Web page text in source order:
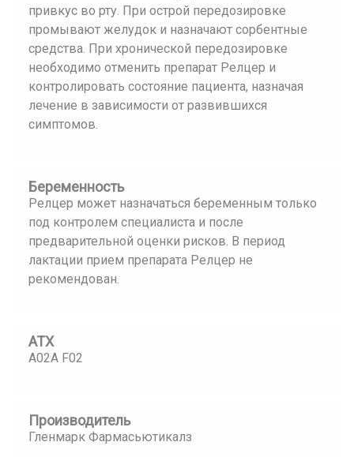
привкус во рту. При острой передозировке
промывают желудок и назначают сорбентные
средства. При хронической передозировке
необходимо отменить препарат Релцер и
контролировать состояние пациента, назначая
лечение в зависимости от развившихся
симптомов.
Беременность
Релцер может назначаться беременным только
под контролем специалиста и после
предварительной оценки рисков. В период
лактации прием препарата Релцер не
рекомендован.
АТХ
A02A F02
Производитель
Гленмарк Фармасьютикалз